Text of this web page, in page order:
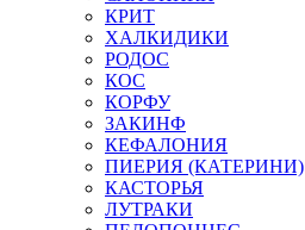
КРИТ
ХАЛКИДИКИ
РОДОС
КОС
КОРФУ
ЗАКИНФ
КЕФАЛОНИЯ
ПИЕРИЯ (КАТЕРИНИ)
КАСТОРЬЯ
ЛУТРАКИ